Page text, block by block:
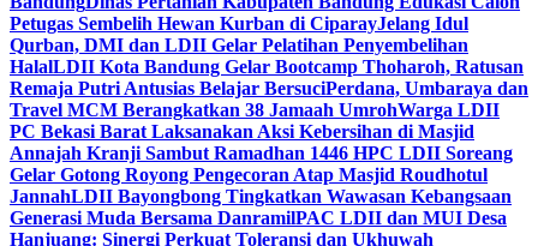
Petugas Sembelih Hewan Kurban di CiparayJelang Idul
Qurban, DMI dan LDII Gelar Pelatihan Penyembelihan
HalalLDII Kota Bandung Gelar Bootcamp Thoharoh, Ratusan
Remaja Putri Antusias Belajar BersuciPerdana, Umbaraya dan
Travel MCM Berangkatkan 38 Jamaah UmrohWarga LDII
PC Bekasi Barat Laksanakan Aksi Kebersihan di Masjid
Annajah Kranji Sambut Ramadhan 1446 HPC LDII Soreang
Gelar Gotong Royong Pengecoran Atap Masjid Roudhotul
JannahLDII Bayongbong Tingkatkan Wawasan Kebangsaan
Generasi Muda Bersama DanramilPAC LDII dan MUI Desa
Hanjuang: Sinergi Perkuat Toleransi dan Ukhuwah